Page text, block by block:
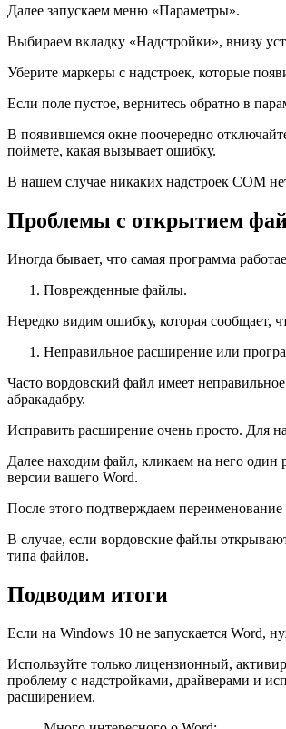
Далее запускаем меню «Параметры».
Выбираем вкладку «Надстройки», внизу
Уберите маркеры с надстроек, которые
Если поле пустое, вернитесь обратно в
В появившемся окне поочередно
поймете, какая вызывает ошибку.
В нашем случае никаких надстроек COM
Проблемы с открытием
Иногда бывает, что самая программа
Поврежденные файлы.
Нередко видим ошибку, которая сообщает,
Неправильное расширение или
Часто вордовский файл имеет
абракадабру.
Исправить расширение очень просто. Для
Далее находим файл, кликаем на него
версии вашего Word.
После этого подтверждаем
В случае, если вордовские файлы
типа файлов.
Подводим итоги
Если на Windows 10 не запускается Word,
Используйте только лицензионный,
проблему с надстройками, драйверами и
расширением.